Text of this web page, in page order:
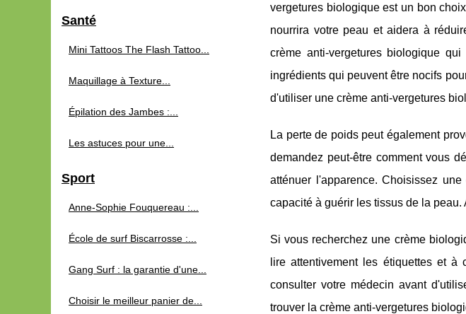
vergetures biologique est un bon
nourrira votre peau et aidera à
crème anti-vergetures biologique
ingrédients qui peuvent être nocifs
d'utiliser une crème anti-vergetures
La perte de poids peut également
demandez peut-être comment vous
atténuer l'apparence. Choisissez
capacité à guérir les tissus de la
Si vous recherchez une crème
lire attentivement les étiquettes et
consulter votre médecin avant
trouver la crème anti-vergetures
Santé
Mini Tattoos The Flash Tattoo...
Maquillage à Texture...
Épilation des Jambes :...
Les astuces pour une...
Sport
Anne-Sophie Fouquereau :...
École de surf Biscarrosse :...
Gang Surf : la garantie d'une...
Choisir le meilleur panier de...